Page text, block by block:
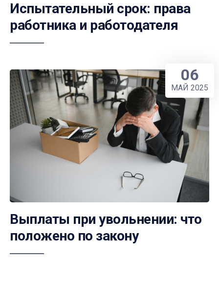
Испытательный срок: права
работника и работодателя
Выплаты при увольнении: что
положено по закону
06
МАЙ 2025